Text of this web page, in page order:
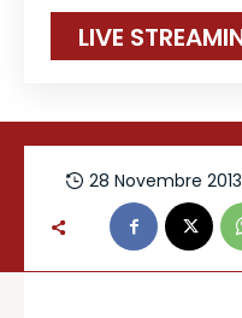
FLASH NEWS
NEWS DAL
ONSTYLE
LIVE
28 Novembre 2013